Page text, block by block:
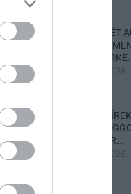
KÉT
A
ÉRKE...
PR...